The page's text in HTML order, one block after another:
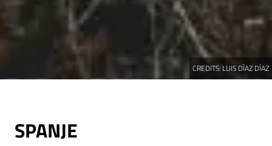
CREDITS: LUIS DÍAZ DÍAZ
SPANJE